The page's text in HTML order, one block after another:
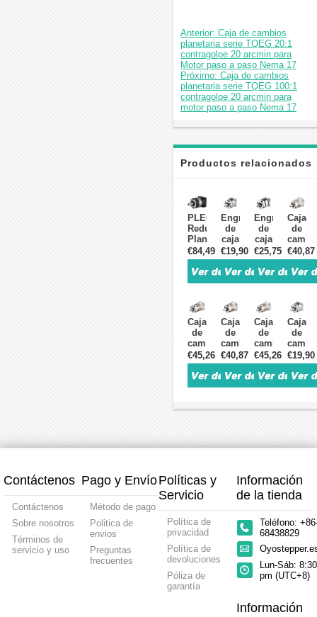
Anterior: Caja de cambios
planetaria serie TQEG 20:1
contragolpe 20 arcmin para
Motor paso a paso Nema 17
Próximo: Caja de cambios
planetaria serie TQEG 100:1
contragolpe 20 arcmin para
motor paso a paso Nema 17
Productos relacionados
PLE042
Reductor
Planetario
Redondo
para
Motor
Paso
Paso
NEMA17
42mm
/
Servomotor
40mm
50W
100W
€84,49
Engranaje
de
caja
de
cambios
planetaria
serie
5:1
contragolpe
30
arcmin
para
motor
paso
a
paso
17
€19,90
Engranaje
de
caja
de
cambios
planetaria
serie
20:1
contragolpe
30
arcmin
para
motor
paso
a
paso
17
€25,75
Caja
de
serie
TQEG
5:1
15
arcmin
para
motor
paso
a
paso
Nema
17
€40,87
Caja
de
cambios
planetaria
serie
TQEG
100:1
20
paso
Nema
17
€45,26
Caja
de
cambios
planetaria
serie
TQEG
10:1
15
paso
Nema
€40,87
Caja
de
cambios
planetaria
serie
TQEG
20:1
20
paso
Nema
17
€45,26
Caja
de
serie
TQMG
10:1
30
paso
Nema
17
€19,90
Contáctenos
Contáctenos
Sobre nosotros
Términos de
servicio y uso
Pago y Envío
Método de pago
Politica de
envios
Preguntas
frecuentes
Políticas y
Servicio
Política de
privacidad
Política de
devoluciones
Póliza de
garantía
Información
de la tienda
Teléfono:
68438829
Lun-Sáb:
pm (UTC+8)
Información